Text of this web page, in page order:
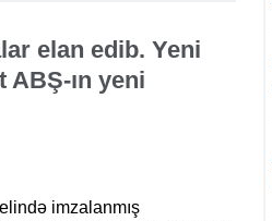
elan edib. Yeni
ın yeni
imzalanmış